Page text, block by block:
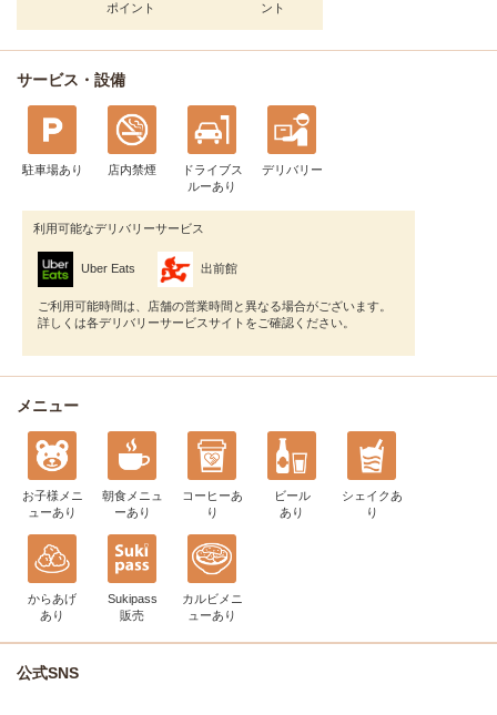
ポイント
ント
サービス・設備
駐車場あり 店内禁煙
ドライブス
ルーあり
デリバリー
利用可能なデリバリーサービス
Uber Eats 出前館
ご利用可能時間は、店舗の営業時間と異なる場合がございます。
詳しくは各デリバリーサービスサイトをご確認ください。
メニュー
お子様メニ
ューあり
朝食メニュ
ーあり
コーヒーあ
り
ビール
あり
シェイク あ
り
からあげ
あり
Sukipass
販売
カルビメニ
ューあり
公式SNS